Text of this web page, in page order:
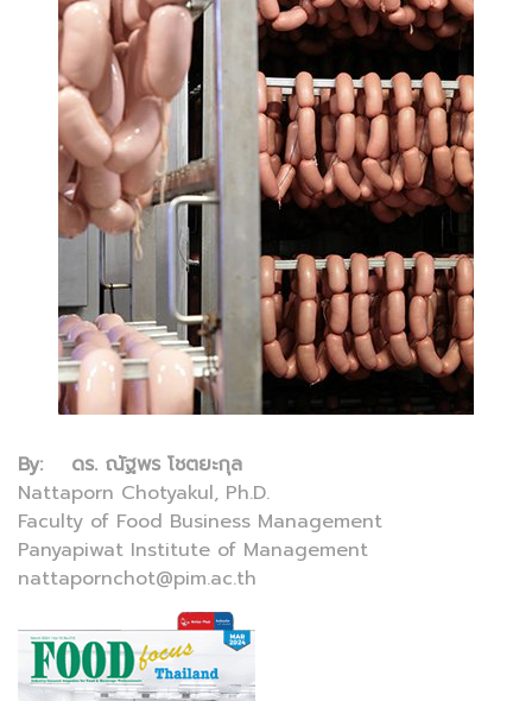
By: ดร. ณัฐพร โชตยะกุล
Nattaporn Chotyakul, Ph.D.
Faculty of Food Business Management
Panyapiwat Institute of Management
nattapornchot@pim.ac.th